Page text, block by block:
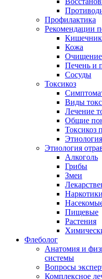
Профилактика
Рекомендации
Кишечник
Кожа
Очищение
Печень и
Сосуды
Токсикоз
Виды
Лечение
Общие
Токсикоз
Этиология
Алкоголь
Грибы
Змеи
Наркотики
Пищевые
Растения
Флеболог
Анатомия и
системы
Вопросы
Комплексное